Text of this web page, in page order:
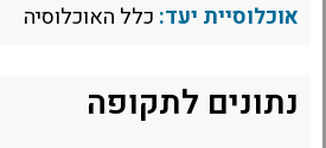
אוכלוסיית יעד: כלל האוכלוסיה
נתונים לתקופה